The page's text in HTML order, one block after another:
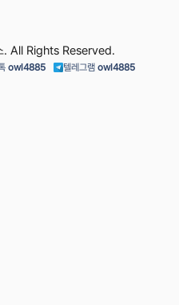
All Rights Reserved.
owl4885 텔레그램 owl4885